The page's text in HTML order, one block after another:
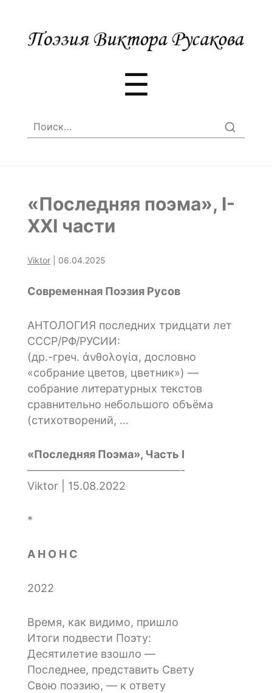
☰
Найти:
«Последняя поэма», I-
XXI части
Viktor 06.04.2025
Современная Поэзия Русов
АНТОЛОГИЯ последних тридцати лет
СССР/РФ/РУСИИ:
(др.-греч. ἀνθολογία, дословно
«собрание цветов, цветник») —
собрание литературных текстов
сравнительно небольшого объёма
(стихотворений, …
«Последняя Поэма», Часть I
——————————————-
Viktor | 15.08.2022
*
А Н О Н С
2022
Время, как видимо, пришло
Итоги подвести Поэту:
Десятилетие взошло —
Последнее, представить Свету
Свою поэзию, — к ответу